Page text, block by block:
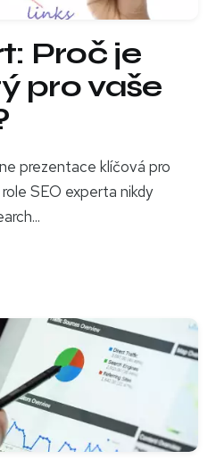
Proč je
pro vaše
prezentace klíčová pro
SEO experta nikdy